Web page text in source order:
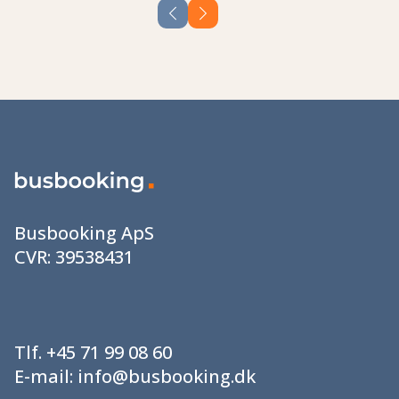
Busbooking ApS
CVR: 39538431
Tlf. +45 71 99 08 60
E-mail: info@busbooking.dk